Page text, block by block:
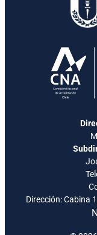
Dirección: Cabina